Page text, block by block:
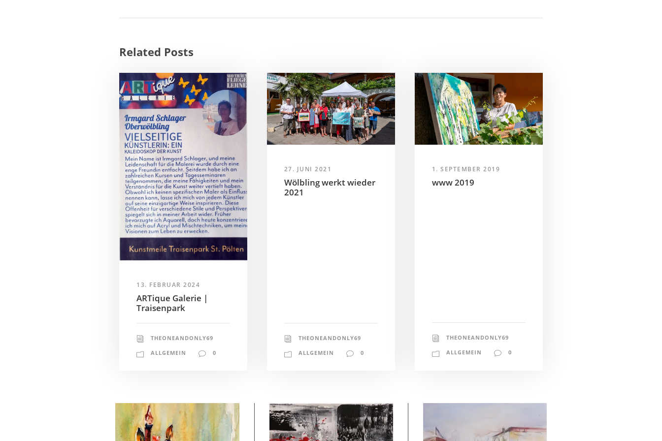
Related Posts
13. FEBRUAR 2024
ARTique Galerie |
Traisenpark
THEONEANDONLY69
ALLGEMEIN
0
27. JUNI 2021
Wölbling werkt wieder
2021
THEONEANDONLY69
ALLGEMEIN
0
1. SEPTEMBER 2019
www 2019
THEONEANDONLY69
ALLGEMEIN
0